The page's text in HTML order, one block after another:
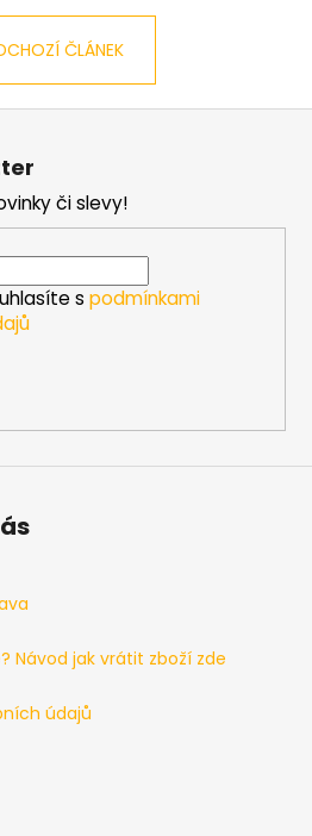
ČLÁNEK
či slevy!
s podmínkami
Návod jak vrátit zboží zde
údajů